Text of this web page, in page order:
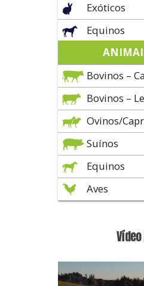
Exóticos
Equinos
Bovinos –
Bovinos –
Ovinos/
Suínos
Equinos
Aves